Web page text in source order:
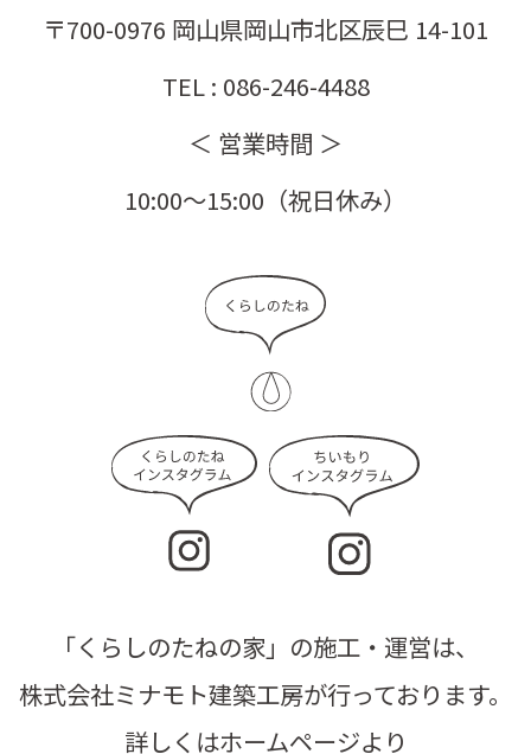
〒700-0976 岡山県岡山市北区辰巳 14-101
TEL : 086-246-4488
＜ 営業時間 ＞
10:00〜15:00（祝日休み）
「くらしのたねの家」の施工・運営は、
株式会社ミナモト建築工房が行っております。
詳しくはホームページより